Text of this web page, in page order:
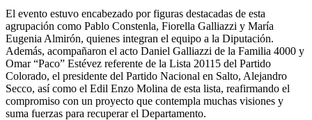
El evento estuvo encabezado por figuras destacadas de esta
agrupación como Pablo Constenla, Fiorella Galliazzi y María
Eugenia Almirón, quienes integran el equipo a la Diputación.
Además, acompañaron el acto Daniel Galliazzi de la Familia 4000 y
Omar “Paco” Estévez referente de la Lista 20115 del Partido
Colorado, el presidente del Partido Nacional en Salto, Alejandro
Secco, así como el Edil Enzo Molina de esta lista, reafirmando el
compromiso con un proyecto que contempla muchas visiones y
suma fuerzas para recuperar el Departamento.